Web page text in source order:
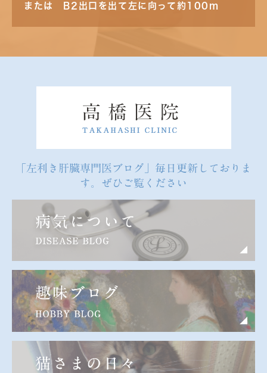
または B2出口を出て左に向って約100m
「左利き肝臓専門医ブログ」毎日更新しておりま
す。ぜひご覧ください